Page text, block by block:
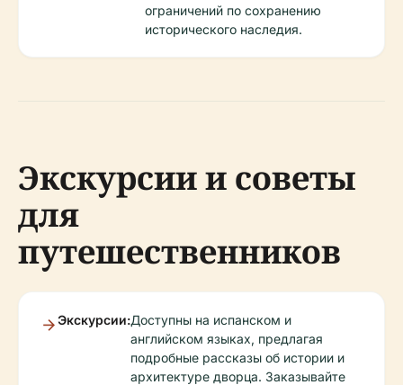
ограничений по сохранению
исторического наследия.
Экскурсии и советы
для
путешественников
Экскурсии:Доступны на испанском и
английском языках, предлагая
подробные рассказы об истории и
архитектуре дворца. Заказывайте